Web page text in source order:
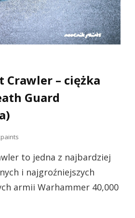
Crawler – ciężka
Guard
to jedna z najbardziej
i najgroźniejszych
armii Warhammer 40,000